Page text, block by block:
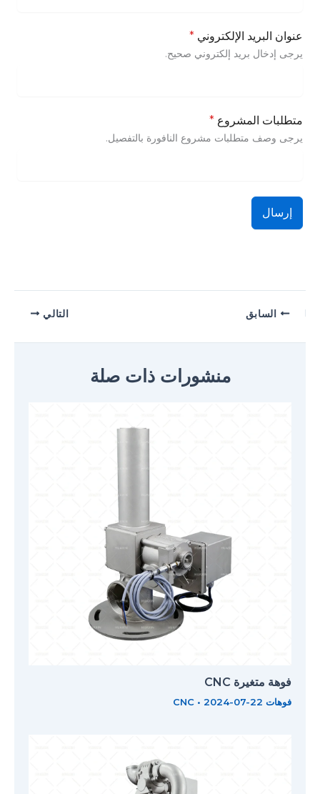
عنوان البريد الإلكتروني*
يرجى إدخال بريد إلكتروني صحيح.
متطلبات المشروع *
يرجى وصف متطلبات مشروع النافورة بالتفصيل.
إرسال
السابق التالي
منشورات ذات صلة
فوهة متغيرة CNC
فوهات CNC •2024-07-22